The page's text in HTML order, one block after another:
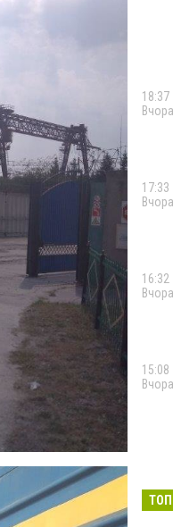
18:37
Вчора
17:33
Вчора
16:32
Вчора
15:08
Вчора